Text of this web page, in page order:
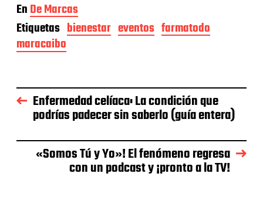
EnDe Marcas
Etiquetas bienestar eventos farmatodo
maracaibo
Enfermedad celíaca: La condición que
podrías padecer sin saberlo (guía entera)
«Somos Tú y Yo»! El fenómeno regresa
con un podcast y ¡pronto a la TV!